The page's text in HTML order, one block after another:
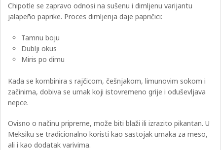
Chipotle se zapravo odnosi na sušenu i dimljenu varijantu
jalapeño paprike. Proces dimljenja daje papričici:
Tamnu boju
Dublji okus
Miris po dimu
Kada se kombinira s rajčicom, češnjakom, limunovim sokom i
začinima, dobiva se umak koji istovremeno grije i oduševljava
nepce.
Ovisno o načinu pripreme, može biti blaži ili izrazito pikantan. U
Meksiku se tradicionalno koristi kao sastojak umaka za meso,
ali i kao dodatak varivima.